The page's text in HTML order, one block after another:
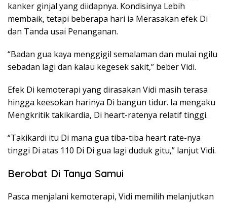
kanker ginjal yang diidapnya. Kondisinya Lebih
membaik, tetapi beberapa hari ia Merasakan efek Di
dan Tanda usai Penanganan.
“Badan gua kaya menggigil semalaman dan mulai ngilu
sebadan lagi dan kalau kegesek sakit,” beber Vidi.
Efek Di kemoterapi yang dirasakan Vidi masih terasa
hingga keesokan harinya Di bangun tidur. Ia mengaku
Mengkritik takikardia, Di heart-ratenya relatif tinggi.
“Takikardi itu Di mana gua tiba-tiba heart rate-nya
tinggi Di atas 110 Di Di gua lagi duduk gitu,” lanjut Vidi.
Berobat Di Tanya Samui
Pasca menjalani kemoterapi, Vidi memilih melanjutkan